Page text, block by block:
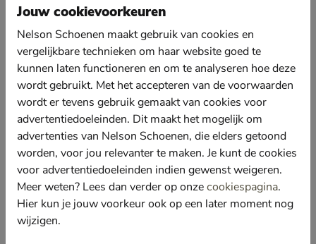
heeft deze sneaker een moderne uitstraling die zowel
stijlvol als functioneel is. Het mesh zorgt voor
ventilatie, zodat de voeten de hele dag koel blijven,
zelfs tijdens intensieve bewegingen.
Gevoerd met zacht textiel.
Het dempende EVA-voetbed biedt uitstekende
ondersteuning en comfort, terwijl de vochtafvoerende
technologie ervoor zorgt dat de voeten droog blijven.
Afgewerkt met een stevige rubberen zool die zorgt
voor grip en stabiliteit, waardoor de Madrun Teens de
ideale sneaker is voor rennen, springen en spelen.
Jouw cookievoorkeuren
Nelson Schoenen maakt gebruik van cookies en
vergelijkbare technieken om haar website goed te
kunnen laten functioneren en om te analyseren hoe deze
wordt gebruikt. Met het accepteren van de voorwaarden
wordt er tevens gebruik gemaakt van cookies voor
advertentiedoeleinden. Dit maakt het mogelijk om
advertenties van Nelson Schoenen, die elders getoond
worden, voor jou relevanter te maken. Je kunt de cookies
voor advertentiedoeleinden indien gewenst weigeren.
Meer weten? Lees dan verder op onzecookiespagina.
Hier kun je jouw voorkeur ook op een later moment nog
wijzigen.